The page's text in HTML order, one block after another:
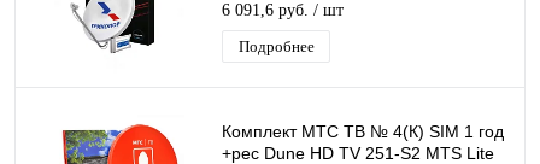
6 091,6 руб. / шт
Подробнее
Комплект МТС ТВ № 4(К) SIM 1 год
+рес Dune HD TV 251-S2 MTS Lite